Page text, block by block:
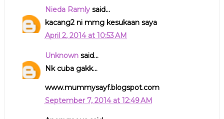
Nieda Ramlysaid...
kacang2 ni mmg kesukaan saya
April 2, 2014 at 10:53 AM
Unknownsaid...
Nk cuba gakk...
www.mummysayf.blogspot.com
September 7, 2014 at 12:49 AM